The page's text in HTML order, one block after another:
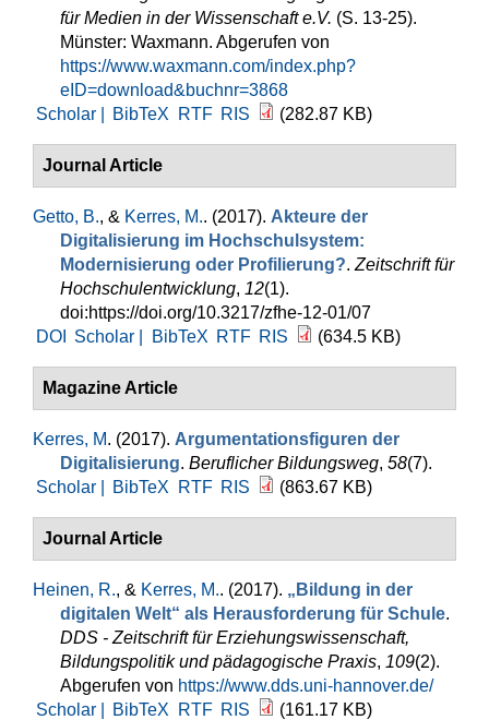
für Medien in der Wissenschaft e.V. (S. 13-25).
Münster: Waxmann. Abgerufen von
https://www.waxmann.com/index.php?
eID=download&buchnr=3868
Scholar |
BibTeX RTF RIS (282.87 KB)
Journal Article
Getto, B., & Kerres, M.. (2017). Akteure der
Digitalisierung im Hochschulsystem:
Modernisierung oder Profilierung?. Zeitschrift für
Hochschulentwicklung, 12(1).
doi:https://doi.org/10.3217/zfhe-12-01/07
DOI
Scholar | BibTeX RTF RIS (634.5 KB)
Magazine Article
Kerres, M. (2017). Argumentationsfiguren der
Digitalisierung. Beruflicher Bildungsweg, 58(7).
Scholar |
BibTeX RTF RIS (863.67 KB)
Journal Article
Heinen, R., & Kerres, M.. (2017). „Bildung in der
digitalen Welt“ als Herausforderung für Schule.
DDS - Zeitschrift für Erziehungswissenschaft,
Bildungspolitik und pädagogische Praxis, 109(2).
Abgerufen von https://www.dds.uni-hannover.de/
Scholar |
BibTeX RTF RIS (161.17 KB)